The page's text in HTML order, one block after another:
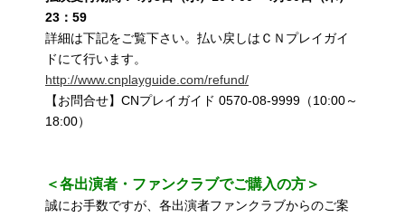
23：59
詳細は下記をご覧下さい。払い戻しはＣＮプレイガイ
ドにて行います。
http://www.cnplayguide.com/refund/
【お問合せ】CNプレイガイド 0570-08-9999（10:00～
18:00）
＜各出演者・ファンクラブでご購入の方＞
誠にお手数ですが、各出演者ファンクラブからのご案